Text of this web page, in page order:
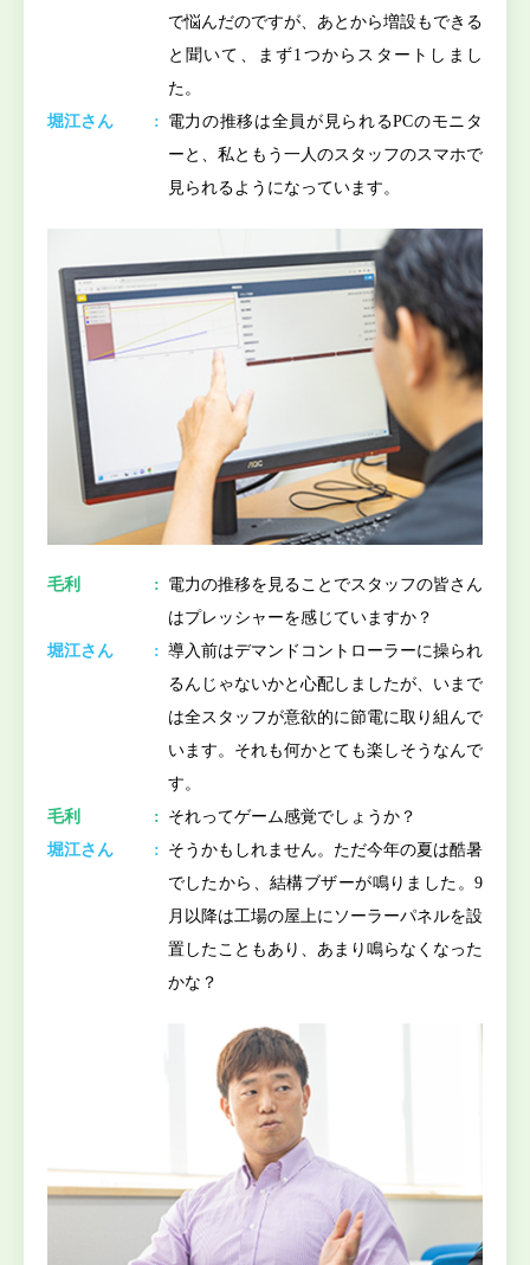
で悩んだのですが、あとから増設もできる
と聞いて、まず1つからスタートしまし
た。
堀江さん
電力の推移は全員が見られるPCのモニタ
ーと、私ともう一人のスタッフのスマホで
見られるようになっています。
毛利
電力の推移を見ることでスタッフの皆さん
はプレッシャーを感じていますか？
堀江さん
導入前はデマンドコントローラーに操られ
るんじゃないかと心配しましたが、いまで
は全スタッフが意欲的に節電に取り組んで
います。それも何かとても楽しそうなんで
す。
毛利
それってゲーム感覚でしょうか？
堀江さん
そうかもしれません。ただ今年の夏は酷暑
でしたから、結構ブザーが鳴りました。9
月以降は工場の屋上にソーラーパネルを設
置したこともあり、あまり鳴らなくなった
かな？